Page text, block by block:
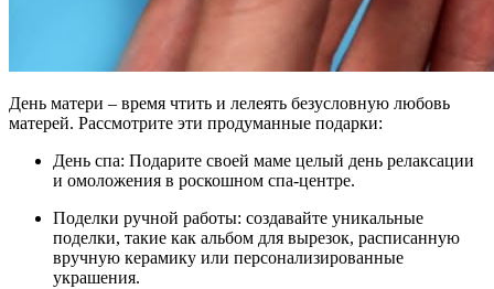
День матери – время чтить и лелеять безусловную любовь
матерей. Рассмотрите эти продуманные подарки:
День спа: Подарите своей маме целый день релаксации
и омоложения в роскошном спа-центре.
Поделки ручной работы: создавайте уникальные
поделки, такие как альбом для вырезок, расписанную
вручную керамику или персонализированные
украшения.